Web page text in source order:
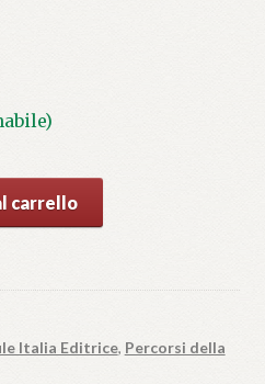
carrello
Italia Editrice, Percorsi della